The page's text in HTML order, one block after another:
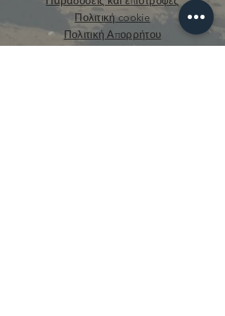
Πολιτική cookie
Πολιτική Απορρήτου